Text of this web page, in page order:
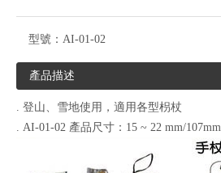
型號： AI-01-02
產品描述
. 登山、雪地使用，適用各型枴杖
. AI-01-02 產品尺寸：15 ~ 22 mm/107mm